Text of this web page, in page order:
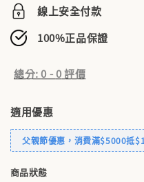
線上安全付款
100%正品保證
總分:0 -0評價
適用優惠
父親節優惠，消費滿$5000抵
商品狀態